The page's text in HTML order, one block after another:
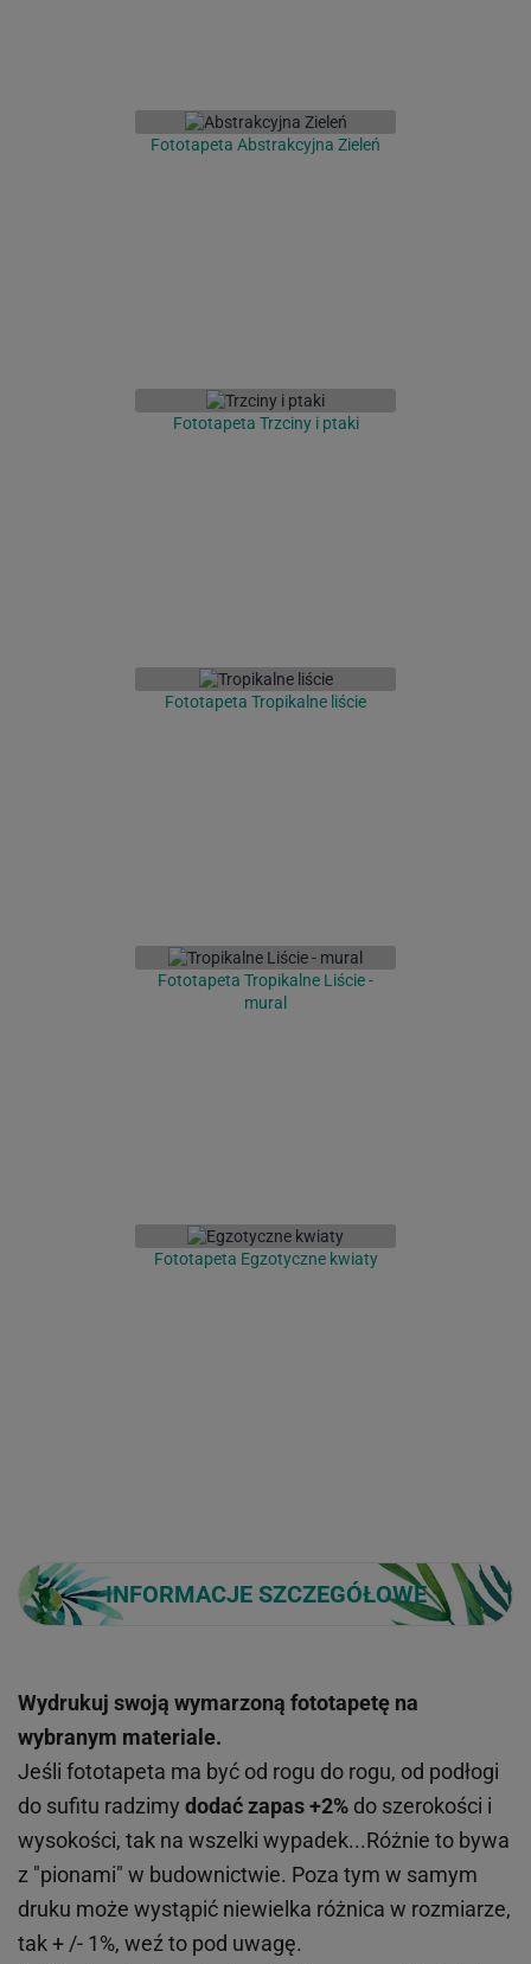
Fototapeta Abstrakcyjna Zieleń
Fototapeta Trzciny i ptaki
Fototapeta Tropikalne liście
Fototapeta Tropikalne Liście -
mural
Fototapeta Egzotyczne kwiaty
INFORMACJE SZCZEGÓŁOWE
Wydrukuj swoją wymarzoną fototapetę na
wybranym materiale.
Jeśli fototapeta ma być od rogu do rogu, od podłogi
do sufitu radzimy dodać zapas +2% do szerokości i
wysokości, tak na wszelki wypadek...Różnie to bywa
z "pionami" w budownictwie. Poza tym w samym
druku może wystąpić niewielka różnica w rozmiarze,
tak + /- 1%, weź to pod uwagę.